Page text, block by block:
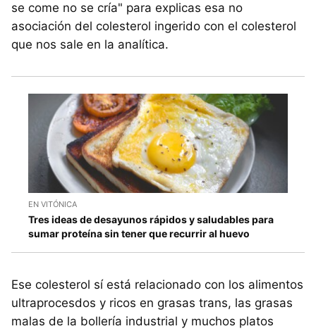
se come no se cría" para explicas esa no
asociación del colesterol ingerido con el colesterol
que nos sale en la analítica.
EN VITÓNICA
Tres ideas de desayunos rápidos y saludables para
sumar proteína sin tener que recurrir al huevo
Ese colesterol sí está relacionado con los alimentos
ultraprocesdos y ricos en grasas trans, las grasas
malas de la bollería industrial y muchos platos